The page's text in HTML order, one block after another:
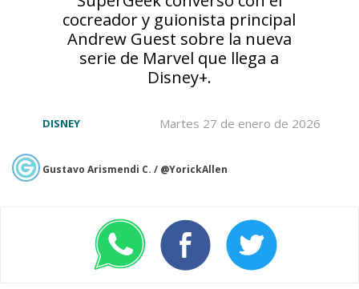
La serie se desarrolla en 2120
dos años antes que los sucesos
de Ridley Scott, que
tiene lugar en 2122. En aquella
época, la Tierra está gobernada
por cinco corporaciones:
Prodigy, Weyland-Yutani,
Lynch, Dynamic y
Threshold. En esta Era
cocreador y guionista principal
Andrew Guest sobre la nueva
serie de Marvel que llega a
Disney+.
Martes 27 de enero de 2026
DISNEY
Gustavo Arismendi C. / @YorickAllen